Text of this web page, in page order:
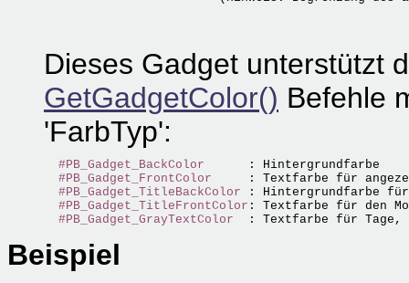
Dieses Gadget unterstützt
GetGadgetColor() Befehle
'FarbTyp':
#PB_Gadget_BackColor
      : Hintergrundfarbe
#PB_Gadget_FrontColor
: Textfarbe für
#PB_Gadget_TitleBackColor : Hintergrundfarbe
#PB_Gadget_TitleFrontColor : Textfarbe für den
#PB_Gadget_GrayTextColor
Beispiel